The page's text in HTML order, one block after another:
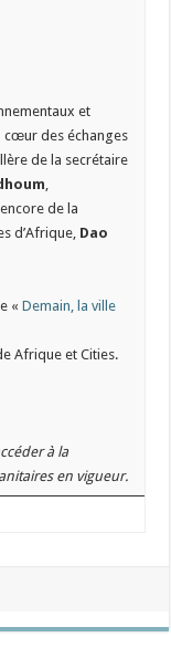
et
cœur des échanges
de la secrétaire
,
de la
d’Afrique, Dao
«Demain, la ville
Afrique et Cities.
à la
en vigueur.